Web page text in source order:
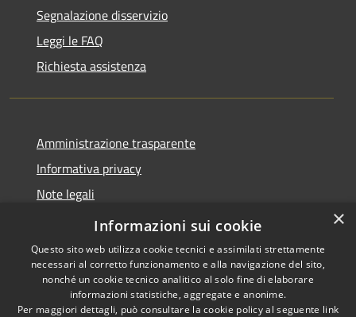
Segnalazione disservizio
Leggi le FAQ
Richiesta assistenza
Amministrazione trasparente
Informativa privacy
Note legali
Dichiarazione di accessibilità
Copyright © 2026 • Comune di
×
Informazioni sui cookie
Questo sito web utilizza cookie tecnici e assimilati strettamente
necessari al corretto funzionamento e alla navigazione del sito,
nonché un cookie tecnico analitico al solo fine di elaborare
informazioni statistiche, aggregate e anonime.
Per maggiori dettagli, può consultare la cookie policy al seguente link